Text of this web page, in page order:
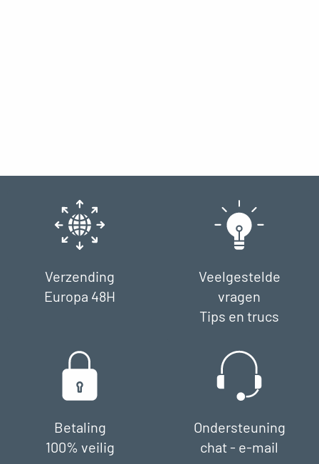
Verzending
Europa 48H
Veelgestelde
vragen
Tips en trucs
Betaling
100% veilig
Ondersteuning
chat - e-mail